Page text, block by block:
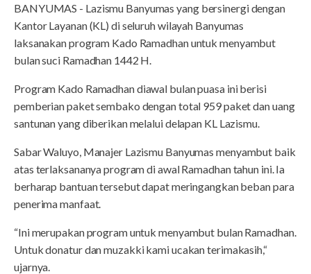
BANYUMAS - Lazismu Banyumas yang bersinergi dengan
Kantor Layanan (KL) di seluruh wilayah Banyumas
laksanakan program Kado Ramadhan untuk menyambut
bulan suci Ramadhan 1442 H.
Program Kado Ramadhan diawal bulan puasa ini berisi
pemberian paket sembako dengan total 959 paket dan uang
santunan yang diberikan melalui delapan KL Lazismu.
Sabar Waluyo, Manajer Lazismu Banyumas menyambut baik
atas terlaksananya program di awal Ramadhan tahun ini. Ia
berharap bantuan tersebut dapat meringangkan beban para
penerima manfaat.
“Ini merupakan program untuk menyambut bulan Ramadhan.
Untuk donatur dan muzakki kami ucakan terimakasih,“
ujarnya.